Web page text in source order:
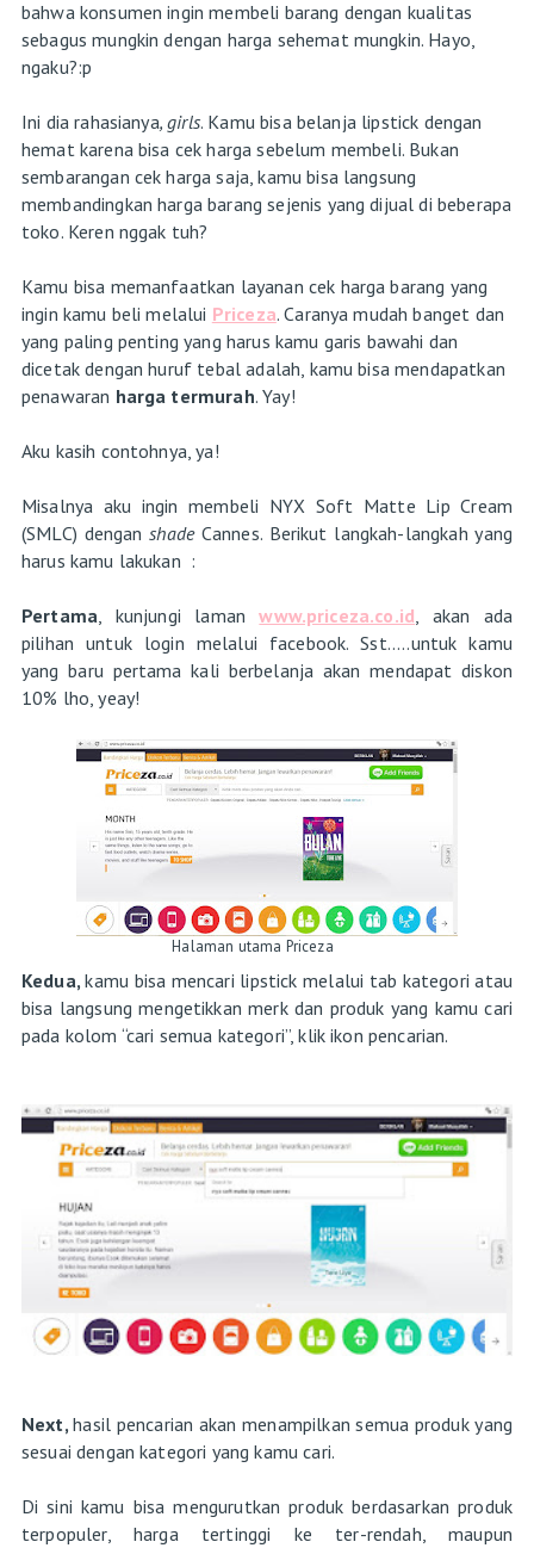
bahwa konsumen ingin membeli barang dengan kualitas
sebagus mungkin dengan harga sehemat mungkin. Hayo,
ngaku?:p
Ini dia rahasianya, girls. Kamu bisa belanja lipstick dengan
hemat karena bisa cek harga sebelum membeli. Bukan
sembarangan cek harga saja, kamu bisa langsung
membandingkan harga barang sejenis yang dijual di beberapa
toko. Keren nggak tuh?
Kamu bisa memanfaatkan layanan cek harga barang yang
ingin kamu beli melalui Priceza. Caranya mudah banget dan
yang paling penting yang harus kamu garis bawahi dan
dicetak dengan huruf tebal adalah, kamu bisa mendapatkan
penawaran harga termurah. Yay!
Aku kasih contohnya, ya!
Misalnya aku ingin membeli NYX Soft Matte Lip Cream
(SMLC) denganshade Cannes. Berikut langkah-langkah yang
harus kamu lakukan :
Pertama, kunjungi lamanwww.priceza.co.id, akan ada
pilihan untuk login melalui facebook. Sst.....untuk kamu
yang baru pertama kali berbelanja akan mendapat diskon
10% lho, yeay!
Halaman utama Priceza
Kedua,kamu bisa mencari lipstick melalui tab kategori atau
bisa langsung mengetikkan merk dan produk yang kamu cari
pada kolom “cari semua kategori”, klik ikon pencarian.
Next,hasil pencarian akan menampilkan semua produk yang
sesuai dengan kategori yang kamu cari.
Di sini kamu bisa mengurutkan produk berdasarkan produk
terpopuler, harga tertinggi ke ter-rendah, maupun